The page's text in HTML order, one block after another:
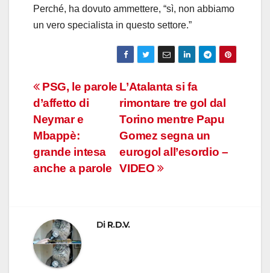
Perché, ha dovuto ammettere, “sì, non abbiamo
un vero specialista in questo settore.”
Navigazione
articoli
L’Atalanta si fa
rimontare tre gol dal
Torino mentre Papu
Gomez segna un
eurogol all’esordio –
VIDEO
PSG, le parole
d’affetto di
Neymar e
Mbappè:
grande intesa
anche a parole
Di R.D.V.